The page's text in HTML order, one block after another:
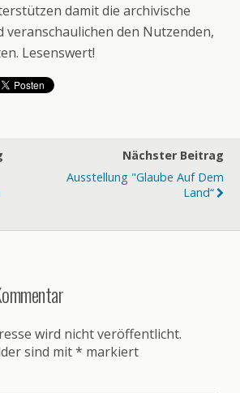
damit die archivische
den Nutzenden,
Lesenswert!
Nächster Beitrag
Ausstellung "Glaube Auf Dem
Land“
wird nicht veröffentlicht.
sind mit* markiert